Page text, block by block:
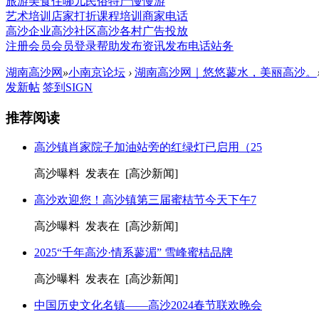
艺术培训 店家打折课程培训 商家电话
高沙企业高沙社区高沙各村广告投放
注册会员会员登录帮助发布资讯发布电话站务
湖南高沙网 »小南京论坛 › 湖南高沙网｜悠悠蓼水，美丽高沙。
发新帖 签到SIGN
推荐阅读
高沙镇肖家院子加油站旁的红绿灯已启用（25
高沙曝料 发表在 [高沙新闻]
高沙欢迎您！高沙镇第三届蜜桔节今天下午7
高沙曝料 发表在 [高沙新闻]
2025“千年高沙·情系蓼湄” 雪峰蜜桔品牌
高沙曝料 发表在 [高沙新闻]
中国历史文化名镇——高沙2024春节联欢晚会